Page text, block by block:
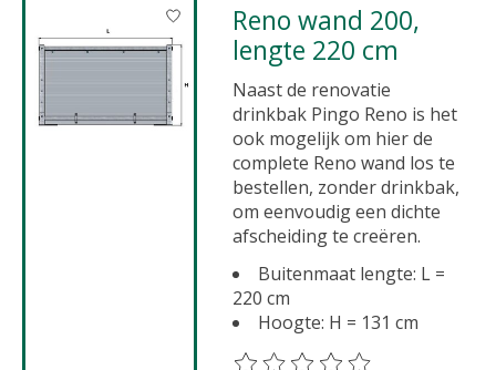
Reno wand 200,
lengte 220 cm
Naast de renovatie
drinkbak Pingo Reno is het
ook mogelijk om hier de
complete Reno wand los te
bestellen, zonder drinkbak,
om eenvoudig een dichte
afscheiding te creëren.
Buitenmaat lengte: L =
220 cm
Hoogte: H = 131 cm
De beoordeling van dit